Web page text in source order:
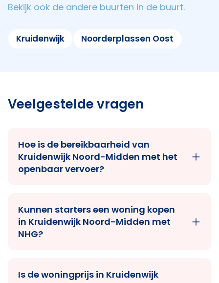
Bekijk ook de andere buurten in de buurt.
Kruidenwijk Noorderplassen Oost
Veelgestelde vragen
Hoe is de bereikbaarheid van
Kruidenwijk Noord-Midden met het
openbaar vervoer?
Kunnen starters een woning kopen
in Kruidenwijk Noord-Midden met
NHG?
Is de woningprijs in Kruidenwijk